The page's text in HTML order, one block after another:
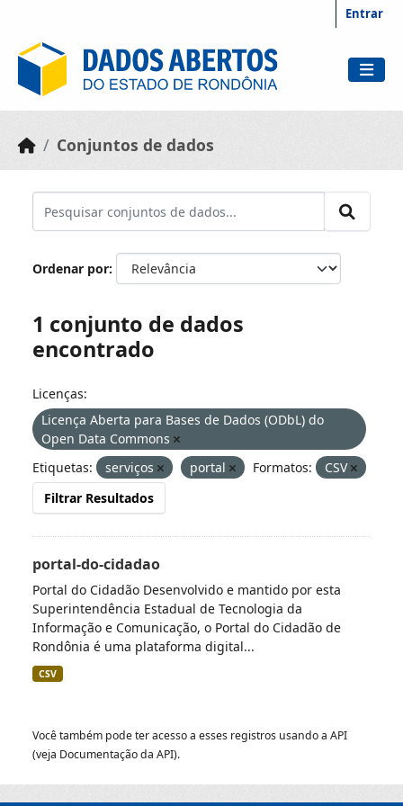
Entrar
Conjuntos de dados
Ordenar por
1 conjunto de dados
encontrado
Licenças:
Licença Aberta para Bases de Dados (ODbL) do
Open Data Commons
Etiquetas:
serviços portal Formatos:
CSV
Filtrar Resultados
portal-do-cidadao
Portal do Cidadão Desenvolvido e mantido por esta
Superintendência Estadual de Tecnologia da
Informação e Comunicação, o Portal do Cidadão de
Rondônia é uma plataforma digital...
CSV
Você também pode ter acesso a esses registros usando a API
(veja Documentação da API).